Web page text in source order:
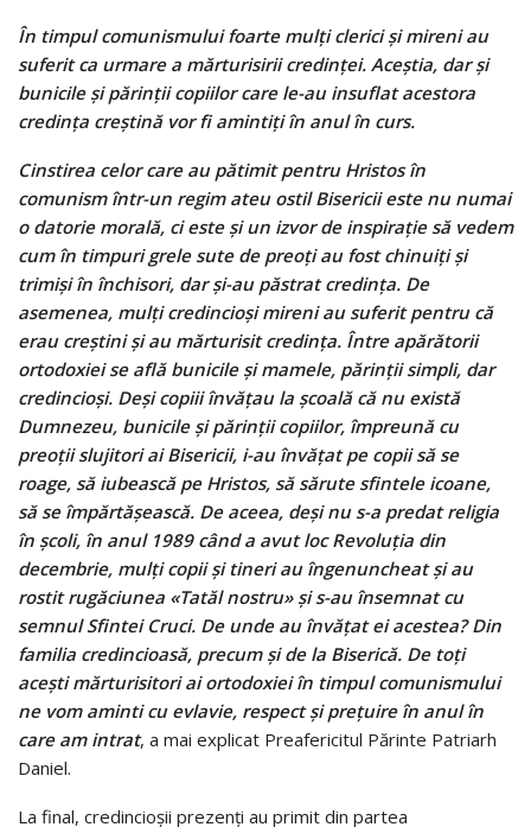
În timpul comunismului foarte mulţi clerici şi mireni au
suferit ca urmare a mărturisirii credinţei. Aceştia, dar şi
bunicile şi părinţii copiilor care le-au insuflat acestora
credinţa creştină vor fi amintiţi în anul în curs.
Cinstirea celor care au pătimit pentru Hristos în
comunism într-un regim ateu ostil Bisericii este nu numai
o datorie morală, ci este şi un izvor de inspiraţie să vedem
cum în timpuri grele sute de preoţi au fost chinuiţi şi
trimişi în închisori, dar şi-au păstrat credinţa. De
asemenea, mulţi credincioşi mireni au suferit pentru că
erau creştini şi au mărturisit credinţa. Între apărătorii
ortodoxiei se află bunicile şi mamele, părinţii simpli, dar
credincioşi. Deşi copiii învăţau la şcoală că nu există
Dumnezeu, bunicile şi părinţii copiilor, împreună cu
preoţii slujitori ai Bisericii, i-au învăţat pe copii să se
roage, să iubească pe Hristos, să sărute sfintele icoane,
să se împărtăşească. De aceea, deşi nu s-a predat religia
în şcoli, în anul 1989 când a avut loc Revoluţia din
decembrie, mulţi copii şi tineri au îngenuncheat şi au
rostit rugăciunea «Tatăl nostru» şi s-au însemnat cu
semnul Sfintei Cruci. De unde au învăţat ei acestea? Din
familia credincioasă, precum şi de la Biserică. De toţi
aceşti mărturisitori ai ortodoxiei în timpul comunismului
ne vom aminti cu evlavie, respect şi preţuire în anul în
care am intrat, a mai explicat Preafericitul Părinte Patriarh
Daniel.
La final, credincioşii prezenţi au primit din partea